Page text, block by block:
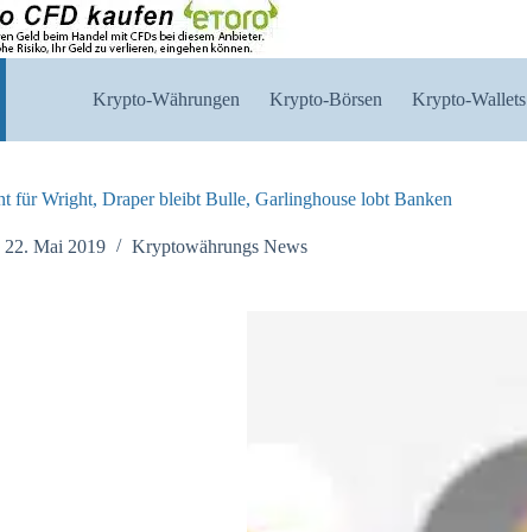
Krypto-Währungen Krypto-Börsen Krypto-Wallets
für Wright, Draper bleibt Bulle, Garlinghouse lobt Banken
22. Mai 2019 Kryptowährungs News